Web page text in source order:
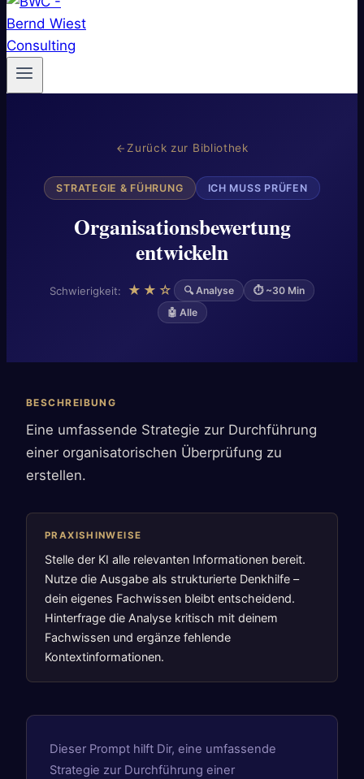
Zurück zur Bibliothek
STRATEGIE & FÜHRUNG ICH MUSS PRÜFEN
Organisationsbewertung
entwickeln
Schwierigkeit: ★★☆ 🔍 Analyse
⏱ ~30 Min
🤖 Alle
BESCHREIBUNG
Eine umfassende Strategie zur Durchführung
einer organisatorischen Überprüfung zu
erstellen.
PRAXISHINWEISE
Stelle der KI alle relevanten Informationen bereit.
Nutze die Ausgabe als strukturierte Denkhilfe –
dein eigenes Fachwissen bleibt entscheidend.
Hinterfrage die Analyse kritisch mit deinem
Fachwissen und ergänze fehlende
Kontextinformationen.
Dieser Prompt hilft Dir, eine umfassende
Strategie zur Durchführung einer